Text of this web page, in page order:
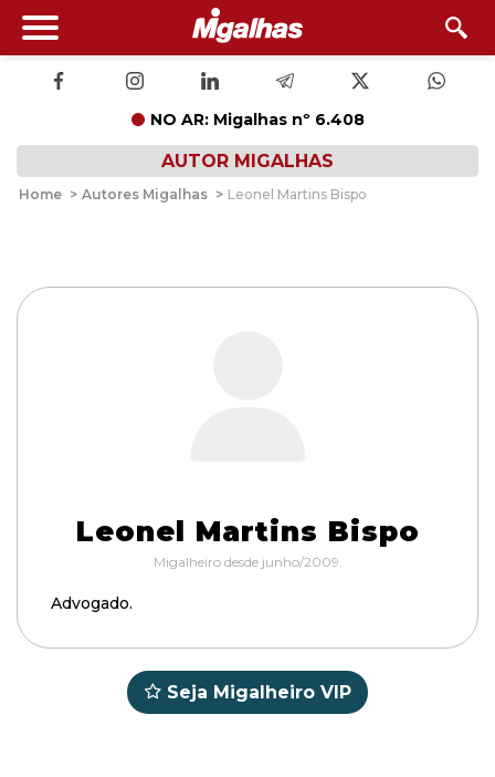
NO AR: Migalhas nº 6.408
AUTOR MIGALHAS
Home > Autores Migalhas > Leonel Martins Bispo
Leonel Martins Bispo
Migalheiro desde junho/2009.
Advogado.
Seja Migalheiro VIP